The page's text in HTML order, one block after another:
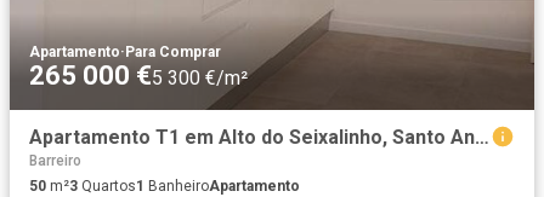
Apartamento· Para Comprar
265 000 €5 300 €/m²
Apartamento T1 em Alto do Seixalinho, Santo André e Verderen. 50m² Barreiro e Verderena
Barreiro
50 m²3 Quartos1 BanheiroApartamento